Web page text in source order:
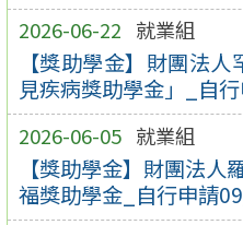
2026-06-22 就業組
【獎助學金】財團法
見疾病獎助學金」_自
2026-06-05 就業組
【獎助學金】財團法
福獎助學金_自行申請